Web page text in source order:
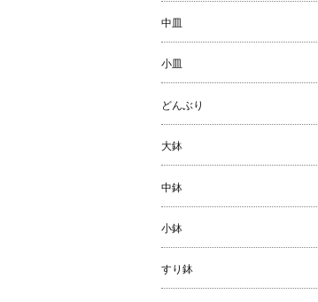
中皿
小皿
どんぶり
大鉢
中鉢
小鉢
すり鉢